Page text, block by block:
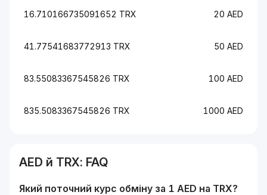
16.710166735091652 TRX 20 AED
41.77541683772913 TRX 50 AED
83.55083367545826 TRX 100 AED
835.5083367545826 TRX 1000 AED
AED й TRX: FAQ
Який поточний курс обміну за 1 AED на TRX?